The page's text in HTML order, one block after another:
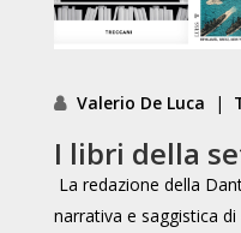
Valerio De Luca |
I libri della
La redazione della
narrativa e saggistica